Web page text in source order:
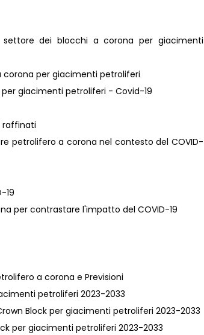
settore dei blocchi a corona per giacimenti
corona per giacimenti petroliferi
per giacimenti petroliferi - Covid-19
raffinati
petrolifero a corona nel contesto del COVID-
19
per contrastare l'impatto del COVID-19
a corona e Previsioni
petroliferi 2023-2033
Block per giacimenti petroliferi 2023-2033
per giacimenti petroliferi 2023-2033